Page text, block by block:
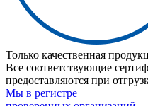
Только качественная
Все соответствующие
предоставляются при
Мы в регистре